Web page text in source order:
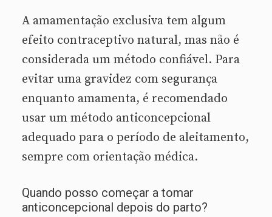
A amamentação exclusiva tem algum
efeito contraceptivo natural, mas não é
considerada um método confiável. Para
evitar uma gravidez com segurança
enquanto amamenta, é recomendado
usar um método anticoncepcional
adequado para o período de aleitamento,
sempre com orientação médica.
Quando posso começar a tomar
anticoncepcional depois do parto?